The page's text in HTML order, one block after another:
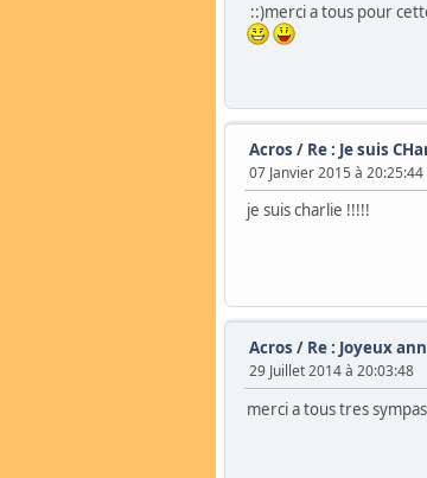
::)merci a tous pour
Acros / Re : Je suis
07 Janvier 2015 à 20:25:44
je suis charlie !!!!!
Acros / Re : Joyeux
29 Juillet 2014 à 20:03:48
merci a tous tres